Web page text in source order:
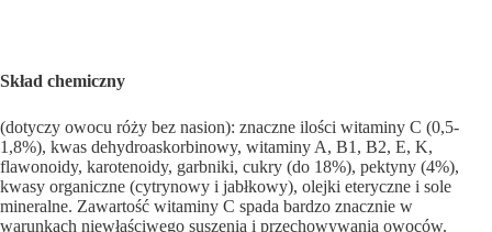
Skład chemiczny
(dotyczy owocu róży bez nasion): znaczne ilości witami­ny C (0,5-
1,8%), kwas dehydroaskorbinowy, witaminy A, B1, B2, E, K,
flawonoidy, karotenoidy, garbniki, cukry (do 18%), pektyny (4%),
kwasy organiczne (cytrynowy i jabł­kowy), olejki eteryczne i sole
mineralne. Zawartość witami­ny C spada bardzo znacznie w
warunkach niewłaściwego suszenia i przechowywania owoców.